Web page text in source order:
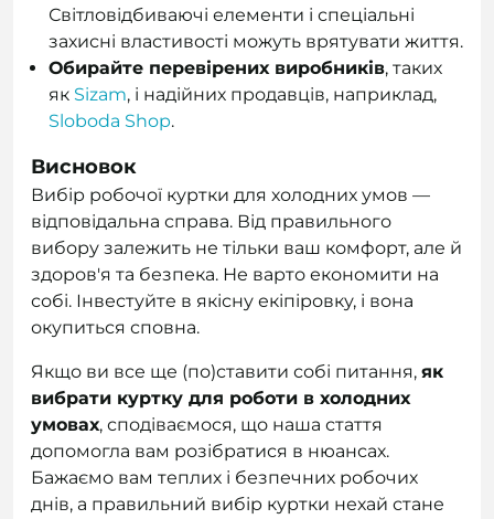
Світловідбиваючі елементи і спеціальні
захисні властивості можуть врятувати життя.
Обирайте перевірених виробників, таких
як Sizam, і надійних продавців, наприклад,
Sloboda Shop.
Висновок
Вибір робочої куртки для холодних умов —
відповідальна справа. Від правильного
вибору залежить не тільки ваш комфорт, але й
здоров'я та безпека. Не варто економити на
собі. Інвестуйте в якісну екіпіровку, і вона
окупиться сповна.
Якщо ви все ще (по)ставити собі питання, як
вибрати куртку для роботи в холодних
умовах, сподіваємося, що наша стаття
допомогла вам розібратися в нюансах.
Бажаємо вам теплих і безпечних робочих
днів, а правильний вибір куртки нехай стане